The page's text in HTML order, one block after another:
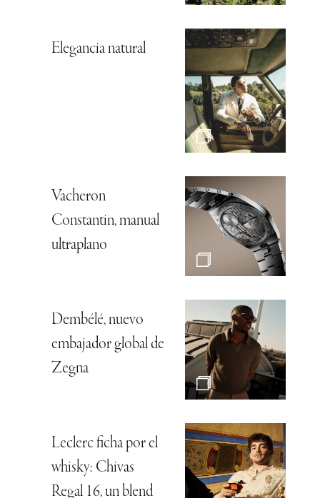
Elegancia natural
Vacheron
Constantin, manual
ultraplano
Dembélé, nuevo
embajador global de
Zegna
Leclerc ficha por el
whisky: Chivas
Regal 16, un blend